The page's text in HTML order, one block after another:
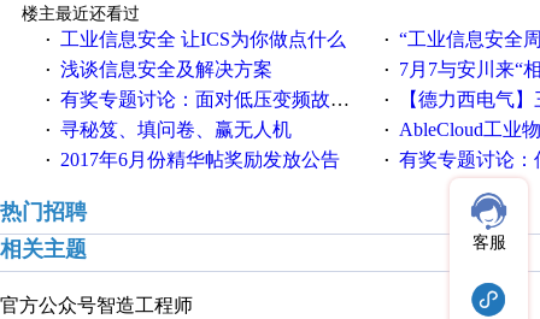
楼主最近还看过
·
工业信息安全 让ICS为你做点什么 · “工业信息安全周之我见”
· 浅谈信息安全及解决方案 · 7月7与安川来“
· 有奖专题讨论：面对低压变频故障，老手是这样解决的！ · 【德力西电气】三
· 寻秘笈、填问卷、赢无人机 · AbleCloud工业物联
· 2017年6月份精华帖奖励发放公告 · 有奖专题讨论：伺服选择
热门招聘
相关主题
官方公众号智造工程师
客服